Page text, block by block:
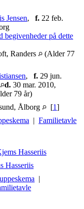
Jensen, f. 22 feb.
Randers
(Alder 77
, f. 29 jun.
d. 30 mar. 2010,
79 år)
Ålborg [1]
| Familietavle
Hasseriis
Hasseriis
|